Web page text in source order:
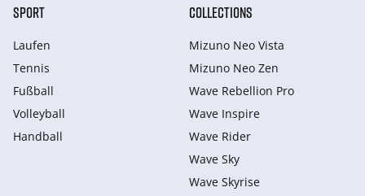
SPORT
Laufen
Tennis
Fußball
Volleyball
Handball
COLLECTIONS
Mizuno Neo Vista
Mizuno Neo Zen
Wave Rebellion Pro
Wave Inspire
Wave Rider
Wave Sky
Wave Skyrise